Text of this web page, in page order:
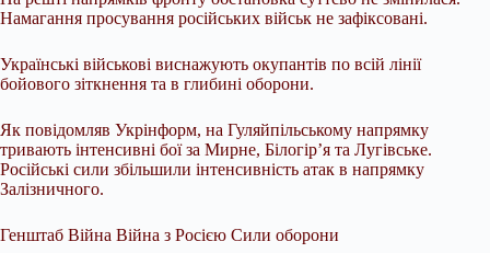
Намагання просування російських військ не зафіксовані.
Українські військові виснажують окупантів по всій лінії
бойового зіткнення та в глибині оборони.
Як повідомляв Укрінформ, на Гуляйпільському напрямку
тривають інтенсивні бої за Мирне, Білогір’я та Лугівське.
Російські сили збільшили інтенсивність атак в напрямку
Залізничного.
Генштаб Війна Війна з Росією Сили оборони